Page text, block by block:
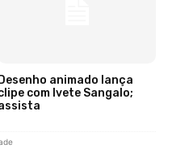
Desenho animado lança
com Ivete Sangalo;